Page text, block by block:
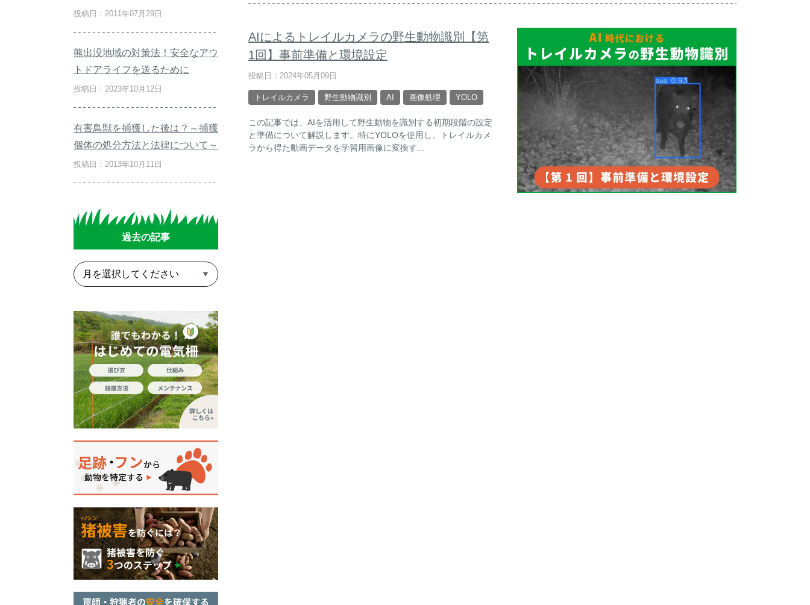
投稿日：2011年07月29日
熊出没地域の対策法！安全なアウ
トドアライフを送るために
投稿日：2023年10月12日
有害鳥獣を捕獲した後は？～捕獲
個体の処分方法と法律について～
投稿日：2013年10月11日
過去の記事
AIによるトレイルカメラの野生動物識別【第
1回】事前準備と環境設定
投稿日：2024年05月09日
トレイルカメラ 野生動物識別 AI 画像処理 YOLO
この記事では、AIを活用して野生動物を識別する初期段階の設定
と準備について解説します。特にYOLOを使用し、トレイルカメ
ラから得た動画データを学習用画像に変換す...